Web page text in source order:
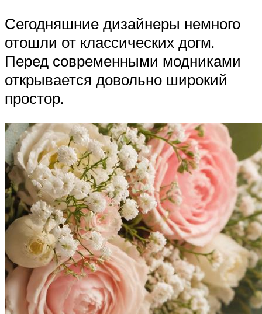
Сегодняшние дизайнеры немного
отошли от классических догм.
Перед современными модниками
открывается довольно широкий
простор.